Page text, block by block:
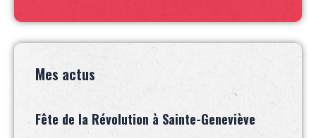
Mes actus
Fête de la Révolution à Sainte-Geneviève